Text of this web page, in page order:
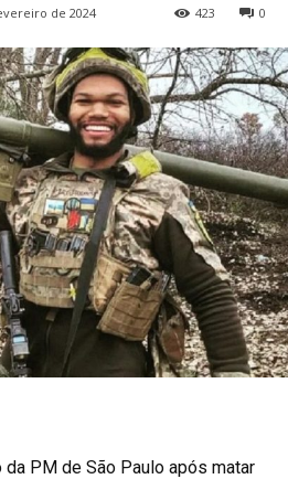
de 2024 0
423
PM de São Paulo após matar